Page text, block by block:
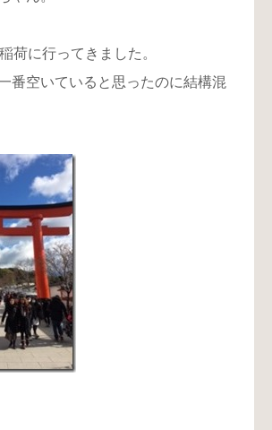
荷に行ってきました。
番空いていると思ったのに結構混